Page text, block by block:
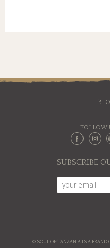
FOLLOW
SUBSCRIBE
© SOUL OF TANZANIA IS A